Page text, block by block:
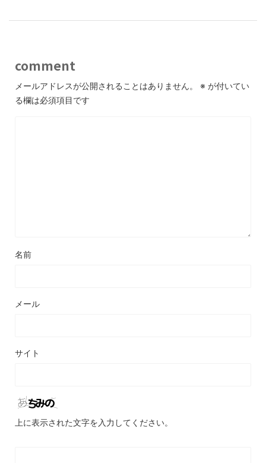
comment
メールアドレスが公開されることはありません。 ※ が付いてい
る欄は必須項目です
名前
メール
サイト
上に表示された文字を入力してください。